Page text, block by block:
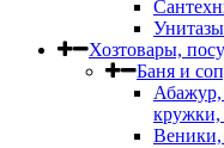
Унитазы
Хозтовары,
Баня и
Абажур,
Веники,